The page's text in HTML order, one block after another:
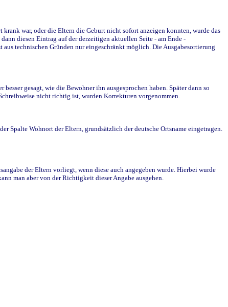
war, oder die Eltern die Geburt nicht sofort anzeigen konnten, wurde das
diesen Eintrag auf der derzeitigen aktuellen Seite - am Ende -
technischen Gründen nur eingeschränkt möglich. Die Ausgabesortierung
gesagt, wie die Bewohner ihn ausgesprochen haben. Später dann so
nicht richtig ist, wurden Korrekturen vorgenommen.
Spalte Wohnort der Eltern, grundsätzlich der deutsche Ortsname eingetragen.
der Eltern vorliegt, wenn diese auch angegeben wurde. Hierbei wurde
man aber von der Richtigkeit dieser Angabe ausgehen.